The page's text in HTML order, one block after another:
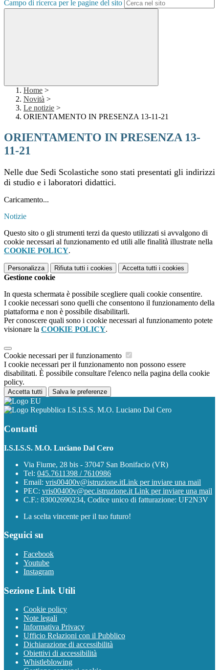
Campo di ricerca per le pagine del sito
Home >
Novità >
Le notizie >
ORIENTAMENTO IN PRESENZA 13-11-21
ORIENTAMENTO IN PRESENZA 13-
11-21
Nelle due Sedi Scolastiche sono stati presentati gli indirizzi
di studio e i laboratori didattici.
Caricamento...
Notizie
Questo sito o gli strumenti terzi da questo utilizzati si avvalgono di
cookie necessari al funzionamento ed utili alle finalità illustrate nella
COOKIE POLICY.
Personalizza Rifiuta tutti i cookies Accetta tutti i cookies
Gestione cookie
In questa schermata è possibile scegliere quali cookie consentire.
I cookie necessari sono quelli che consentono il funzionamento della
piattaforma e non è possibile disabilitarli.
Per conoscere quali sono i cookie necessari al funzionamento potete
visionare la COOKIE POLICY.
Cookie necessari per il funzionamento
I cookie necessari per il funzionamento non possono essere
disabilitati. È possibile consultare l'elenco nella pagina della cookie
policy.
Accetta tutti Salva le preferenze
I.S.I.S.S. M.O. Luciano Dal Cero
Contatti
I.S.I.S.S. M.O. Luciano Dal Cero
Via Fiume, 28 bis - 37047 San Bonifacio (VR)
Tel: 045.7611398 / 7610986
Email: vris00400v@istruzione.itLink per inviare una mail
PEC: vris00400v@pec.istruzione.it Link per inviare una mail
C.F.: 83002690234, Codice unico di fatturazione: UF2N3V
La scelta vincente per il tuo futuro!
Seguici su
Facebook
Youtube
Instagram
Sezione Link Utili
Cookie policy
Note legali
Informativa Privacy
Ufficio Relazioni con il Pubblico
Dichiarazione di accessibilità
Obiettivi di accessibilità
Whistleblowing